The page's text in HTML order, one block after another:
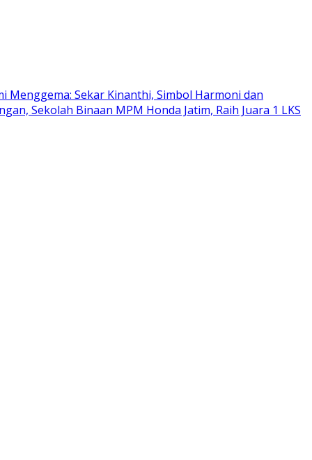
Menggema: Sekar Kinanthi, Simbol Harmoni dan
Sekolah Binaan MPM Honda Jatim, Raih Juara 1 LKS